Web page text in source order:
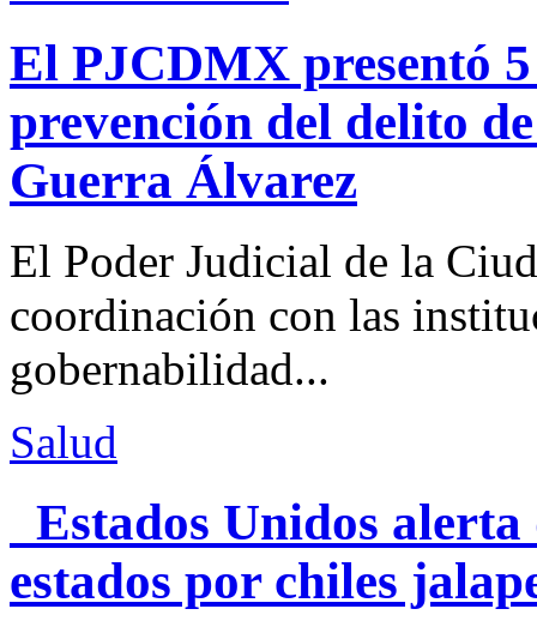
El PJCDMX presentó
prevención del delito
Guerra Álvarez
El Poder Judicial de la
coordinación con las
gobernabilidad...
Salud
Estados Unidos alerta
estados por chiles